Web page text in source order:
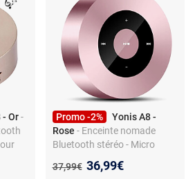
- Or-
mm
:
Promo -2%
Yonis A8 -
Rose - Enceinte nomade
Bluetooth stéréo - Micro
TF - Entrée AUX 3,5 mm -
Ancien prix :
37,99€ Nouveau prix :
36,99€